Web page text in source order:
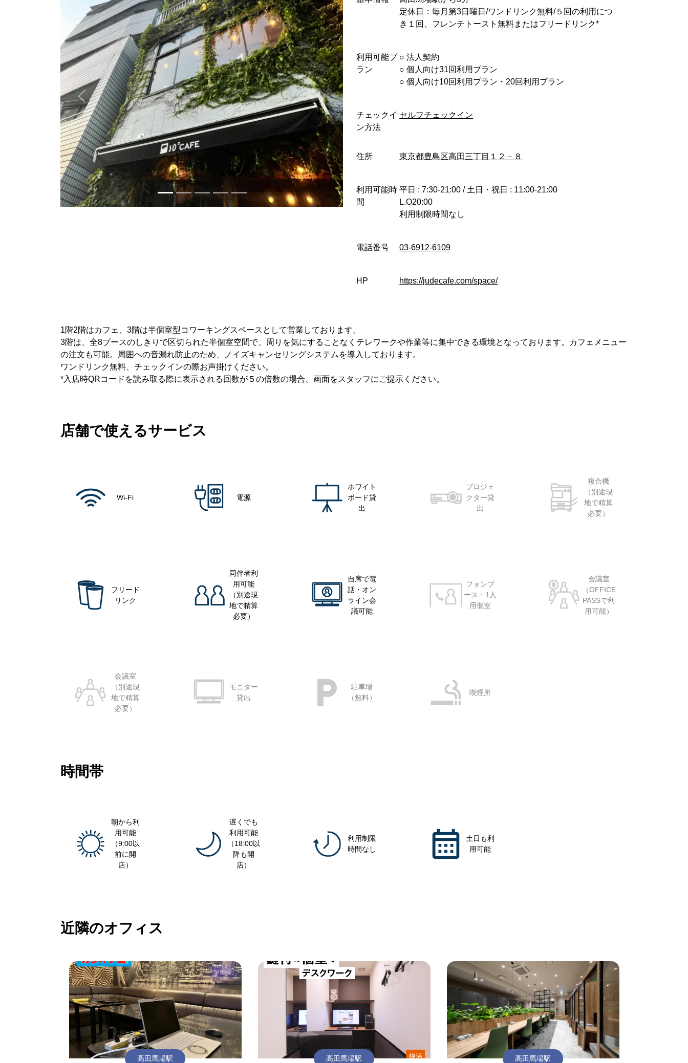
定休日：毎月第3日曜日/ワンドリンク無料/５回の利用につ
き１回、フレンチトースト無料またはフリードリンク*
利用可能プ
ラン
○︎ 法人契約
○︎ 個人向け31回利用プラン
○︎ 個人向け10回利用プラン・20回利用プラン
チェックイ
ン方法
セルフチェックイン
住所 東京都豊島区高田三丁目１２－８
利用可能時
間
平日 : 7:30-21:00 / 土日・祝日 : 11:00-21:00
L.O20:00
利用制限時間なし
電話番号 03-6912-6109
HP https://judecafe.com/space/
1階2階はカフェ、3階は半個室型コワーキングスペースとして営業しております。
3階は、全8ブースのしきりで区切られた半個室空間で、周りを気にすることなくテレワークや作業等に集中できる環境となっております。カフェメニュー
の注文も可能。周囲への音漏れ防止のため、ノイズキャンセリングシステムを導入しております。
ワンドリンク無料、チェックインの際お声掛けください。
*入店時QRコードを読み取る際に表示される回数が５の倍数の場合、画面をスタッフにご提示ください。
店舗で使えるサービス
Wi-Fi 電源
ホワイト
ボード貸
出
プロジェ
クター貸
出
複合機
（別途現
地で精算
必要）
フリード
リンク
同伴者利
用可能
（別途現
地で精算
必要）
自席で電
話・オン
ライン会
議可能
フォンブ
ース・1人
用個室
会議室
（OFFICE
PASSで利
用可能）
会議室
（別途現
地で精算
必要）
モニター
貸出
駐車場
（無料）
喫煙所
時間帯
朝から利
用可能
（9:00以
前に開
店）
遅くでも
利用可能
（18:00以
降も開
店）
利用制限
時間なし
土日も利
用可能
近隣のオフィス
高田馬場駅 高田馬場駅 高田馬場駅